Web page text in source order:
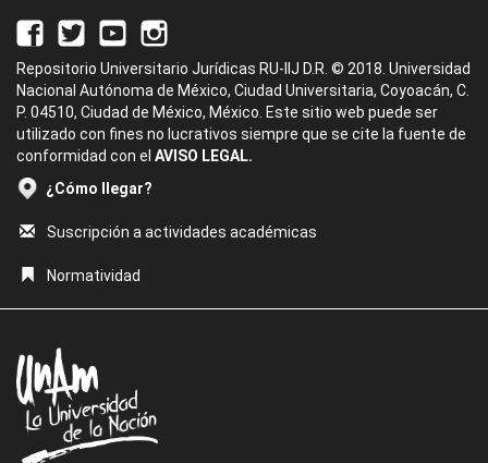
Repositorio Universitario Jurídicas RU-IIJ D.R. © 2018. Universidad
Nacional Autónoma de México, Ciudad Universitaria, Coyoacán, C.
P. 04510, Ciudad de México, México. Este sitio web puede ser
utilizado con fines no lucrativos siempre que se cite la fuente de
conformidad con el AVISO LEGAL.
¿Cómo llegar?
Suscripción a actividades académicas
Normatividad